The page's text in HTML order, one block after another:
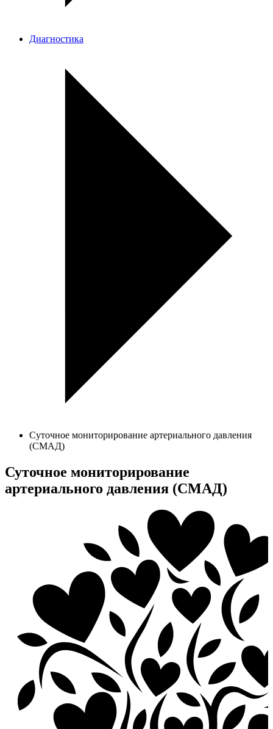
Диагностика
Суточное мониторирование артериального давления
(СМАД)
Суточное мониторирование
артериального давления (СМАД)